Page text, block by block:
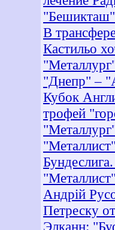
"Бешикташ"
В
Кастильо
"Днепр" –
Кубок
трофей
Андрій
Петреску
Элканн: